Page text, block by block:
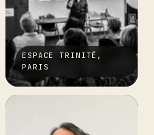
ESPACE TRINITÉ,
PARIS